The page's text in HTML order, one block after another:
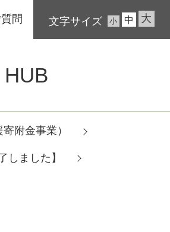
問 文字サイズ 小 中 大
附金事業）
しました】